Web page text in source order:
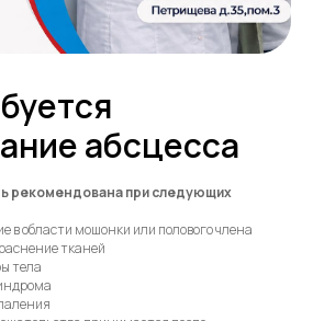
абсцесса
рекомендована при следующих
в области мошонки или полового члена
тканей
тела